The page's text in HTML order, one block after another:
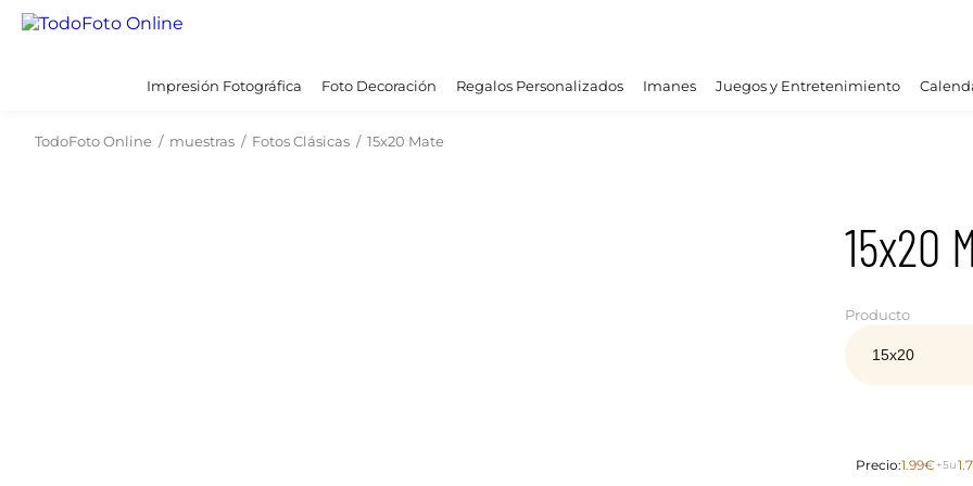
Impresión Fotográfica Foto Decoración Regalos Personalizados Imanes Juegos y Entretenimiento
TodoFoto Online / muestras / Fotos Clásicas / 15x20 Mate
15x20
Producto
Precio:1.99€ +5u